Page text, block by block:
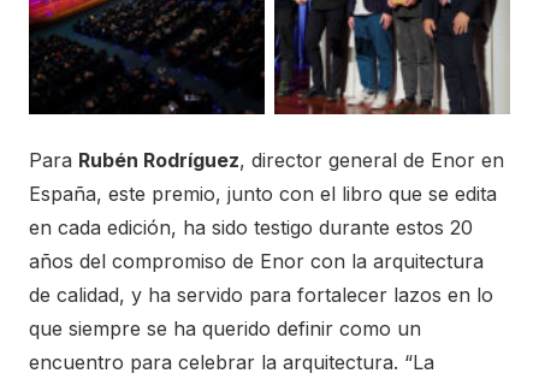
Para Rubén Rodríguez, director general de Enor en
España, este premio, junto con el libro que se edita
en cada edición, ha sido testigo durante estos 20
años del compromiso de Enor con la arquitectura
de calidad, y ha servido para fortalecer lazos en lo
que siempre se ha querido definir como un
encuentro para celebrar la arquitectura. “La